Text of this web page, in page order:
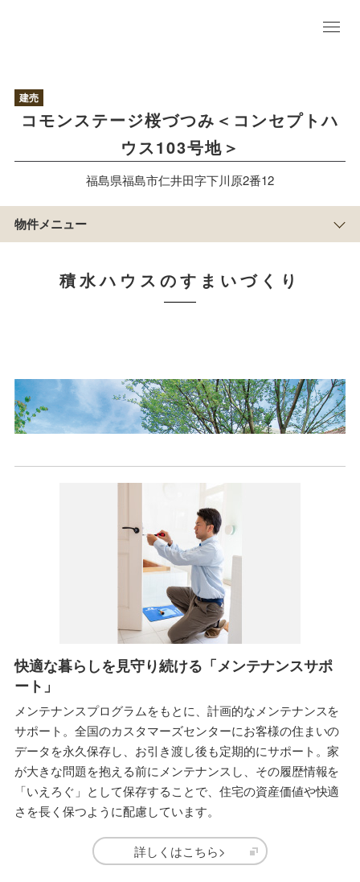
建売
コモンステージ桜づつみ＜コンセプトハ
ウス103号地＞
福島県福島市仁井田字下川原2番12
物件メニュー
物
件
TO
マップ
情
報
プ
積水ハウスのすまい
概
要
積水ハウスのすまいづくり
快適な暮らしを見守り続ける「メンテナンスサポ
ート」
メンテナンスプログラムをもとに、計画的なメンテナンスを
サポート。全国のカスタマーズセンターにお客様の住まいの
データを永久保存し、お引き渡し後も定期的にサポート。家
が大きな問題を抱える前にメンテナンスし、その履歴情報を
「いえろぐ」として保存することで、住宅の資産価値や快適
さを長く保つように配慮しています。
詳しくはこちら>